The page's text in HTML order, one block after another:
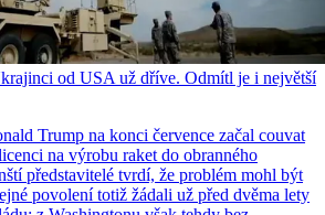
od USA už dříve. Odmítl je i největší
Trump na konci července začal couvat
na výrobu raket do obranného
představitelé tvrdí, že problém mohl být
povolení totiž žádali už před dvěma lety